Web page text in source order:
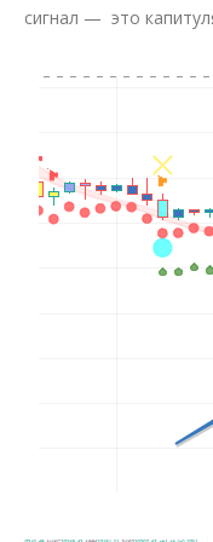
сигнал — это